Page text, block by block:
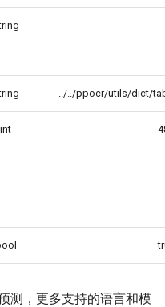
../../ppocr/utils/dict/
int
测，更多支持的语言和模